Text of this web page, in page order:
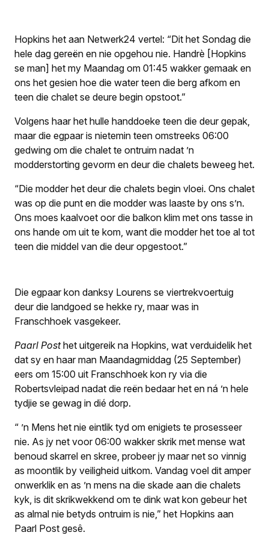
Hopkins het aan Netwerk24 vertel: “Dit het Sondag die
hele dag gereën en nie opgehou nie. Handrè [Hopkins
se man] het my Maandag om 01:45 wakker gemaak en
ons het gesien hoe die water teen die berg afkom en
teen die chalet se deure begin opstoot.”
Volgens haar het hulle handdoeke teen die deur gepak,
maar die egpaar is nietemin teen omstreeks 06:00
gedwing om die chalet te ontruim nadat ’n
modderstorting gevorm en deur die chalets beweeg het.
“Die modder het deur die chalets begin vloei. Ons chalet
was op die punt en die modder was laaste by ons s’n.
Ons moes kaalvoet oor die balkon klim met ons tasse in
ons hande om uit te kom, want die modder het toe al tot
teen die middel van die deur opgestoot.”
Die egpaar kon danksy Lourens se viertrekvoertuig
deur die landgoed se hekke ry, maar was in
Franschhoek vasgekeer.
Paarl Posthet uitgereik na Hopkins, wat verduidelik het
dat sy en haar man Maandagmiddag (25 September)
eers om 15:00 uit Franschhoek kon ry via die
Robertsvleipad nadat die reën bedaar het en ná ’n hele
tydjie se gewag in dié dorp.
“ ’n Mens het nie eintlik tyd om enigiets te prosesseer
nie. As jy net voor 06:00 wakker skrik met mense wat
benoud skarrel en skree, probeer jy maar net so vinnig
as moontlik by veiligheid uitkom. Vandag voel dit amper
onwerklik en as ’n mens na die skade aan die chalets
kyk, is dit skrikwekkend om te dink wat kon gebeur het
as almal nie betyds ontruim is nie,” het Hopkins aan
Paarl Post gesê.